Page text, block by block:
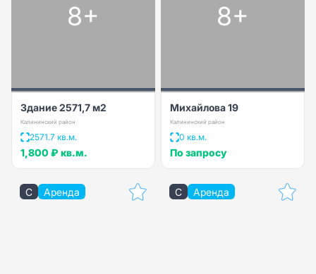
8+
Здание 2571,7 м2
Калининский район
2571.7 кв.м.
1,800 ₽ кв.м.
8+
Михайлова 19
Калининский район
0 кв.м.
По запросу
C Аренда C Аренда